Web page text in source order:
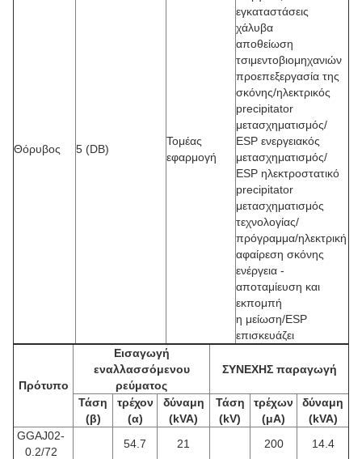
Θόρυβος 5 (DB)
Τομέας
εφαρμογή
εγκαταστάσεις
χάλυβα
αποθείωση
τσιμεντοβιομηχανιών
προεπεξεργασία της
σκόνης/ηλεκτρικός
precipitator
μετασχηματισμός/
ESP ενεργειακός
μετασχηματισμός/
ESP ηλεκτροστατικό
precipitator
μετασχηματισμός
τεχνολογίας/
πρόγραμμα/ηλεκτρική
αφαίρεση σκόνης
ενέργεια -
αποταμίευση και
εκπομπή
η μείωση/ESP
επισκευάζει
Πρότυπο
Εισαγωγή
εναλλασσόμενου
ρεύματος
ΣΥΝΕΧΗΣ παραγωγή
Τάση
(β)
τρέχον
(α)
δύναμη
(kVA)
Τάση
(kV)
τρέχων
(μΑ)
δύναμη
(kVA)
GGAJ02-
0.2/72
54.7 21 200
14.4